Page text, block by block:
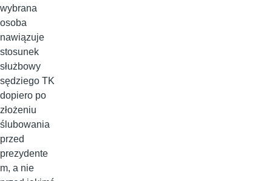
wybrana
osoba
nawiązuje
stosunek
służbowy
sędziego TK
dopiero po
złożeniu
ślubowania
przed
prezydente
m, a nie